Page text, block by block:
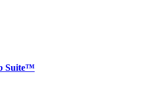
Suite™